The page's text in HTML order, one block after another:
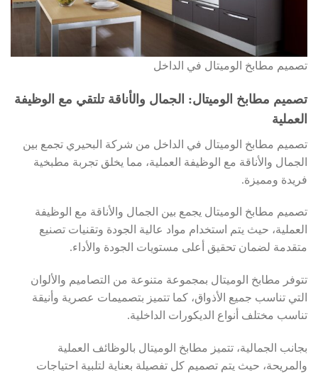
تصميم مطابخ الوميتال في الداخل
تصميم مطابخ الوميتال: الجمال والأناقة تلتقي مع الوظيفة
العملية
تصميم مطابخ الوميتال في الداخل من شركة البحيري تجمع بين
الجمال والأناقة مع الوظيفة العملية، مما يخلق تجربة مطبخية
فريدة ومميزة.
تصميم مطابخ الوميتال يجمع بين الجمال والأناقة مع الوظيفة
العملية، حيث يتم استخدام مواد عالية الجودة وتقنيات تصنيع
متقدمة لضمان تحقيق أعلى مستويات الجودة والأداء.
تتوفر مطابخ الوميتال بمجموعة متنوعة من التصاميم والألوان
التي تناسب جميع الأذواق، كما تتميز بتصميمات عصرية وأنيقة
تناسب مختلف أنواع الديكورات الداخلية.
بجانب الجمالية، تتميز مطابخ الوميتال بالوظائف العملية
والمريحة، حيث يتم تصميم كل تفصيلة بعناية لتلبية احتياجات